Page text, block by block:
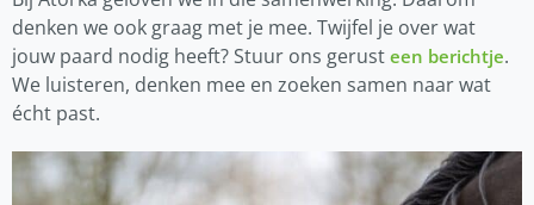
denken we ook graag met je mee. Twijfel je over wat
jouw paard nodig heeft? Stuur ons gerust een berichtje.
We luisteren, denken mee en zoeken samen naar wat
écht past.